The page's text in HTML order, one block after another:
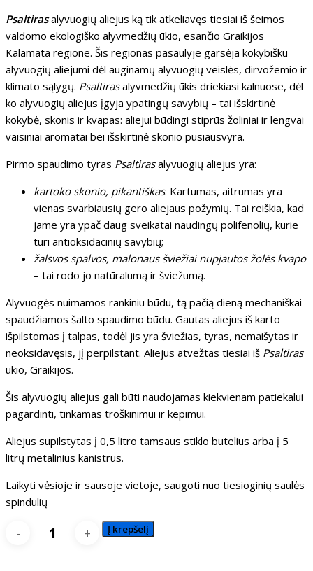
Psaltirasalyvuogių aliejus ką tik atkeliavęs tiesiai iš šeimos
valdomo ekologiško alyvmedžių ūkio, esančio Graikijos
Kalamata regione. Šis regionas pasaulyje garsėja kokybišku
alyvuogių aliejumi dėl auginamų alyvuogių veislės, dirvožemio ir
klimato sąlygų. Psaltirasalyvmedžių ūkis driekiasi kalnuose, dėl
ko alyvuogių aliejus įgyja ypatingų savybių – tai išskirtinė
kokybė, skonis ir kvapas: aliejui būdingi stiprūs žoliniai ir lengvai
vaisiniai aromatai bei išskirtinė skonio pusiausvyra.
Pirmo spaudimo tyras Psaltirasalyvuogių aliejus yra:
kartoko skonio, pikantiškas. Kartumas, aitrumas yra
vienas svarbiausių gero aliejaus požymių. Tai reiškia, kad
jame yra ypač daug sveikatai naudingų polifenolių, kurie
turi antioksidacinių savybių;
žalsvos spalvos, malonaus šviežiai nupjautos žolės kvapo
– tai rodo jo natūralumą ir šviežumą.
Alyvuogės nuimamos rankiniu būdu, tą pačią dieną mechaniškai
spaudžiamos šalto spaudimo būdu. Gautas aliejus iš karto
išpilstomas į talpas, todėl jis yra šviežias, tyras, nemaišytas ir
neoksidavęsis, jį perpilstant. Aliejus atvežtas tiesiai iš Psaltiras
ūkio, Graikijos.
Šis alyvuogių aliejus gali būti naudojamas kiekvienam patiekalui
pagardinti, tinkamas troškinimui ir kepimui.
Aliejus supilstytas į 0,5 litro tamsaus stiklo butelius arba į 5
litrų metalinius kanistrus.
Laikyti vėsioje ir sausoje vietoje, saugoti nuo tiesioginių saulės
spindulių
produkto
Į krepšelį